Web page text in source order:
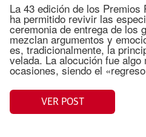
La 43 edición de los
ha permitido revivir las
ceremonia de entrega de los
mezclan argumentos y
es, tradicionalmente, la
velada. La alocución fue
ocasiones, siendo el
VER POST